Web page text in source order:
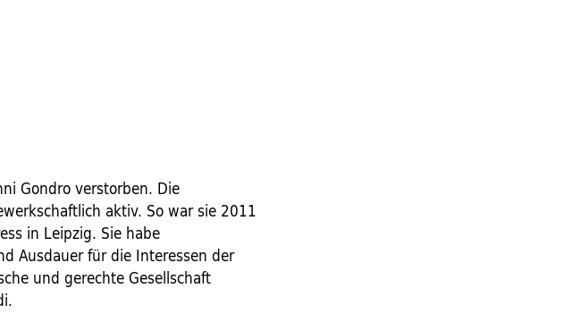
Gondro verstorben. Die
aktiv. So war sie 2011
in Leipzig. Sie habe
Ausdauer für die Interessen der
und gerechte Gesellschaft